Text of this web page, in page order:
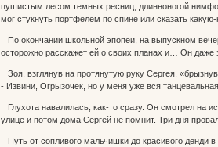
пушистым лесом темных ресниц, длинноногой
мог стукнуть портфелем по спине или сказать какую-
По окончании школьной эпопеи, на выпускном
осторожно расскажет ей о своих планах и… Он даже
Зоя, взглянув на протянутую руку Сергея,
- Извини, Огрызочек, но у меня уже вся
Глухота навалилась, как-то сразу. Он смотрел на
улице и потом дома Сергей не помнит. Три дня
Путь от сопливого мальчишки до красивого денди